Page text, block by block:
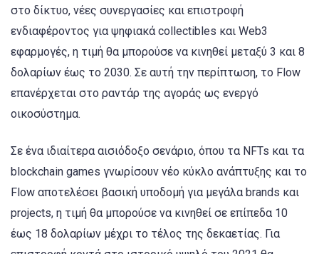
στο δίκτυο, νέες συνεργασίες και επιστροφή
ενδιαφέροντος για ψηφιακά collectibles και Web3
εφαρμογές, η τιμή θα μπορούσε να κινηθεί μεταξύ 3 και 8
δολαρίων έως το 2030. Σε αυτή την περίπτωση, το Flow
επανέρχεται στο ραντάρ της αγοράς ως ενεργό
οικοσύστημα.
Σε ένα ιδιαίτερα αισιόδοξο σενάριο, όπου τα NFTs και τα
blockchain games γνωρίσουν νέο κύκλο ανάπτυξης και το
Flow αποτελέσει βασική υποδομή για μεγάλα brands και
projects, η τιμή θα μπορούσε να κινηθεί σε επίπεδα 10
έως 18 δολαρίων μέχρι το τέλος της δεκαετίας. Για